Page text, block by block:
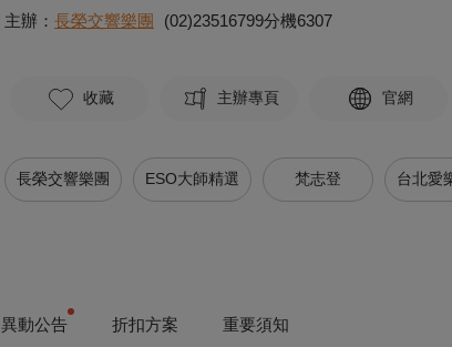
主辦： 長榮交響樂團 (02)23516799分機6307
收藏 主辦專頁 官網
長榮交響樂團 ESO大師精選 梵志登 台北愛
異動公告 折扣方案 重要須知